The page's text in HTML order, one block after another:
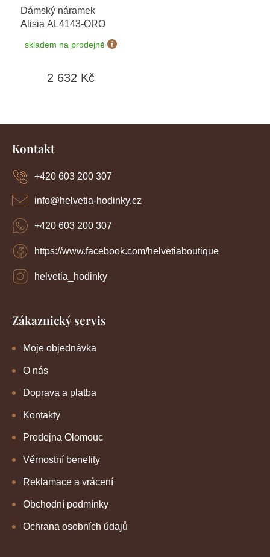
Dámský náramek
Alisia AL4143-ORO
skladem na prodejně
2 632 Kč
Z
Kontakt
info@helvetia-hodinky.cz
+420 603 200 307
https://www.facebook.com/helvetiaboutique
helvetia_hodinky
+420 603 200 307
Zákaznický servis
Moje objednávka
O nás
Doprava a platba
Kontakty
Prodejna Olomouc
Věrnostní benefity
Reklamace a vrácení
Obchodní podmínky
Ochrana osobních údajů